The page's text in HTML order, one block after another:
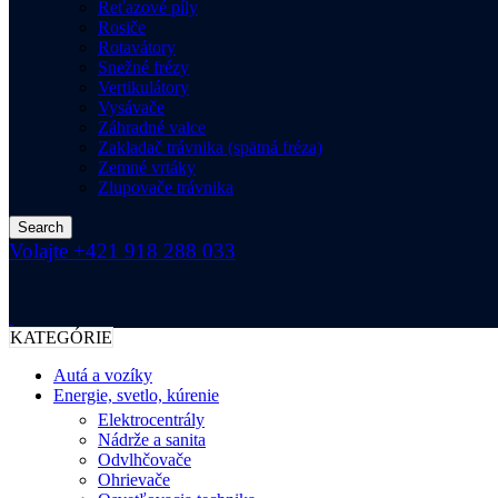
Reťazové píly
Rosiče
Rotavátory
Snežné frézy
Vertikulátory
Vysávače
Záhradné valce
Zakladač trávnika (spätná fréza)
Zemné vrtáky
Zlupovače trávnika
Search
Volajte +421 918 288 033
KATEGÓRIE
Autá a vozíky
Energie, svetlo, kúrenie
Elektrocentrály
Nádrže a sanita
Odvlhčovače
Ohrievače